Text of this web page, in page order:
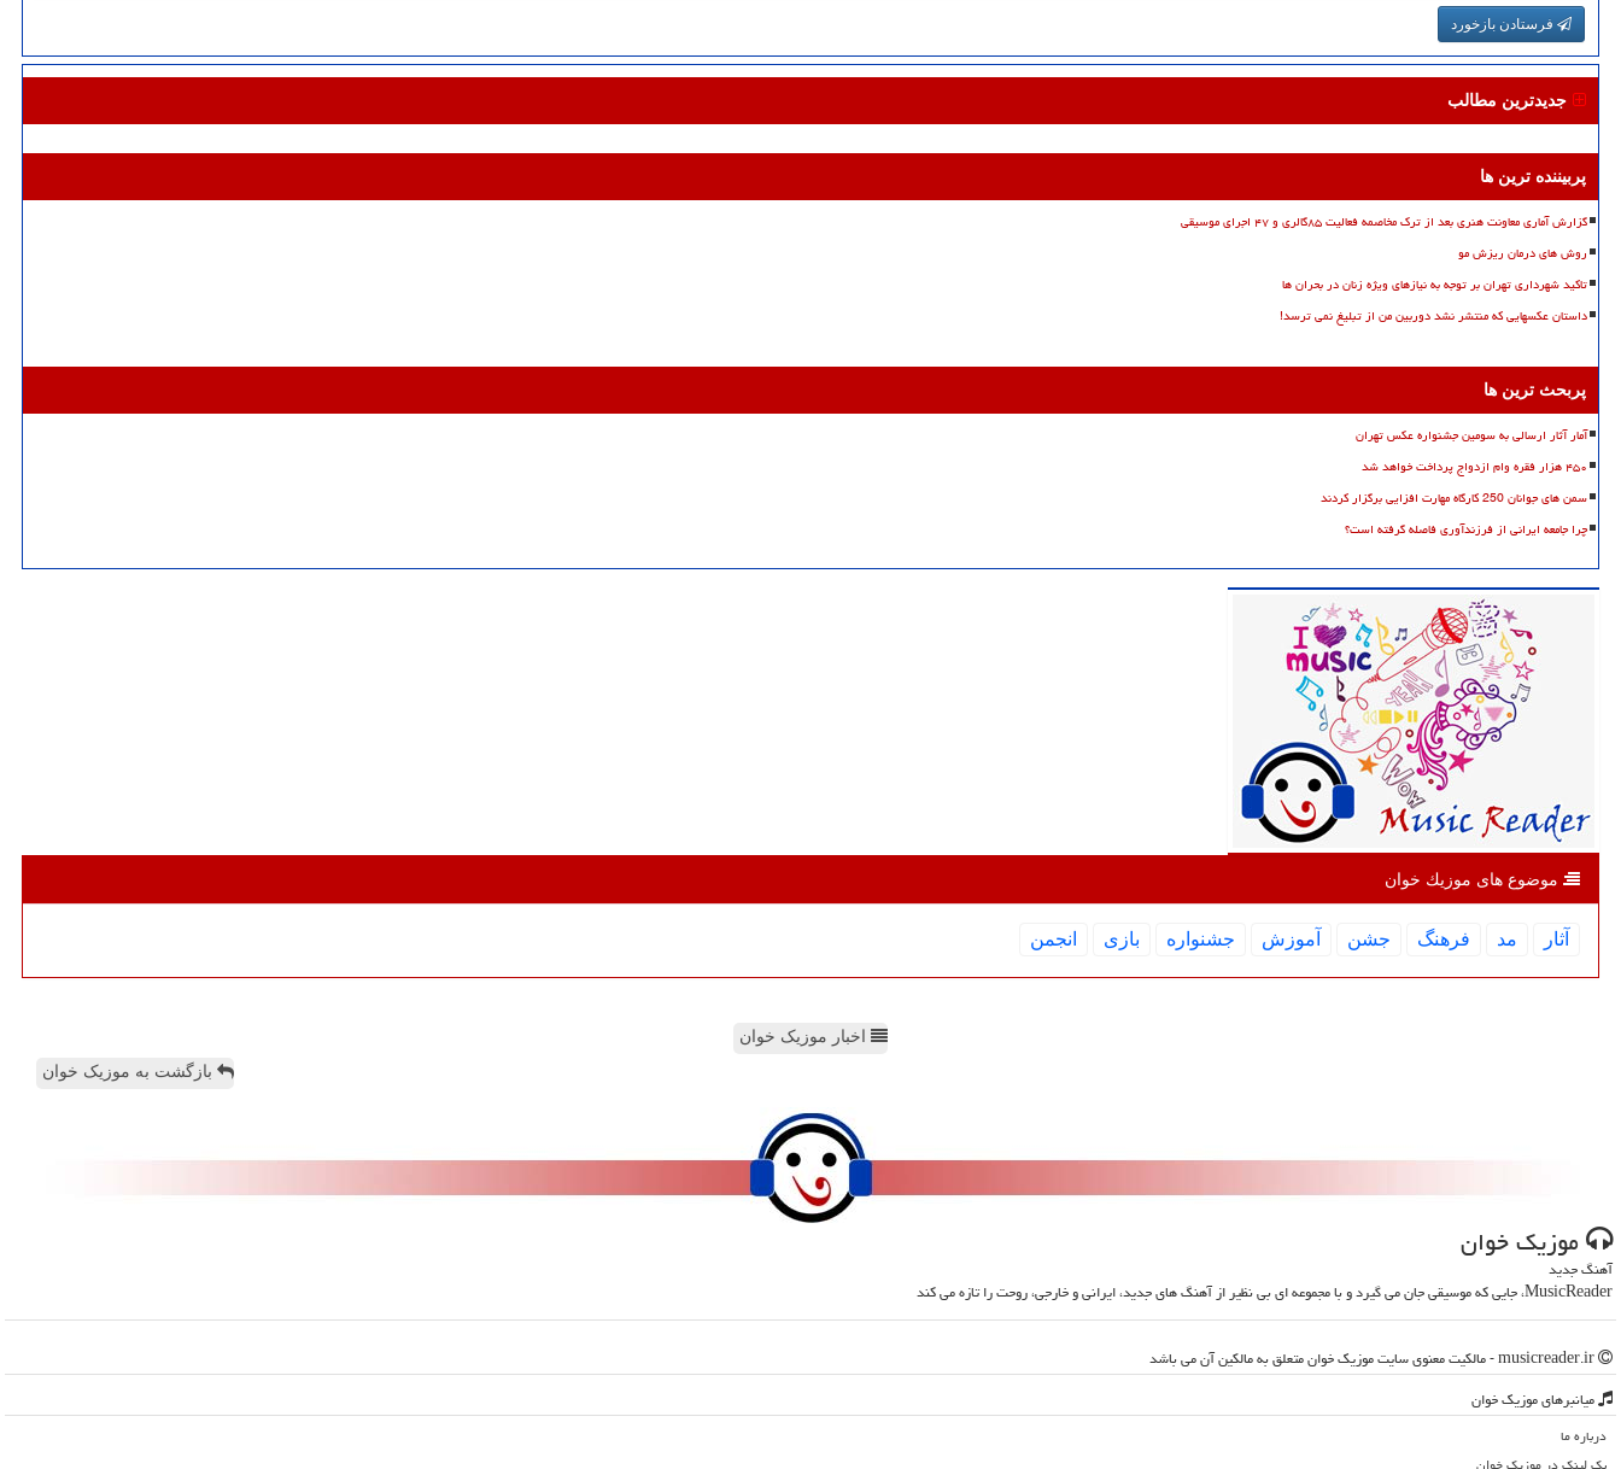
فرستادن بازخورد
جدیدترین مطالب
پربیننده ترین ها
گزارش آماری معاونت هنری بعد از ترک مخاصمه فعالیت ۸۵گالری و ۴۷ اجرای موسیقی
روش های درمان ریزش مو
تاکید شهرداری تهران بر توجه به نیازهای ویژه زنان در بحران ها
داستان عکسهایی که منتشر نشد دوربین من از تبلیغ نمی ترسد!
پربحث ترین ها
آمار آثار ارسالی به سومین جشنواره عکس تهران
۴۵۰ هزار فقره وام ازدواج پرداخت خواهد شد
سمن های جوانان 250 کارگاه مهارت افزایی برگزار کردند
چرا جامعه ایرانی از فرزندآوری فاصله گرفته است؟
موضوع های موزیك خوان
آثار مد فرهنگ جشن آموزش جشنواره بازی انجمن
اخبار موزیک خوان
بازگشت به موزیک خوان
موزیك خوان
آهنگ جدید
MusicReader، جایی که موسیقی جان می گیرد و با مجموعه ای بی نظیر از آهنگ های جدید، ایرانی و خارجی، روحت را تازه می کند
میانبرهای موزیك خوان
درباره ما